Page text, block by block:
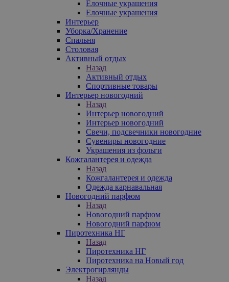
Елочные украшения
Елочные украшения
Интерьер
Уборка/Хранение
Спальня
Столовая
Активный отдых
Назад
Активный отдых
Спортивные товары
Интерьер новогодний
Назад
Интерьер новогодний
Интерьер новогодний
Свечи, подсвечники новогодние
Сувениры новогодние
Украшения из фольги
Кожгалантерея и одежда
Назад
Кожгалантерея и одежда
Одежда карнавальная
Новогодний парфюм
Назад
Новогодний парфюм
Новогодний парфюм
Пиротехника НГ
Назад
Пиротехника НГ
Пиротехника на Новый год
Электрогирлянды
Назад